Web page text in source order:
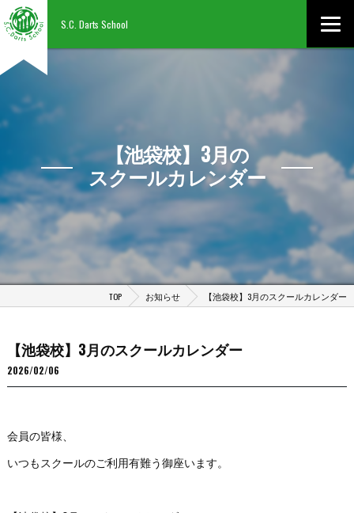
S.C. Darts School
【池袋校】3月の
スクールカレンダー
TOP お知らせ 【池袋校】3月のスクールカレンダー
【池袋校】3月のスクールカレンダー
2026/02/06
会員の皆様、
いつもスクールのご利用有難う御座います。